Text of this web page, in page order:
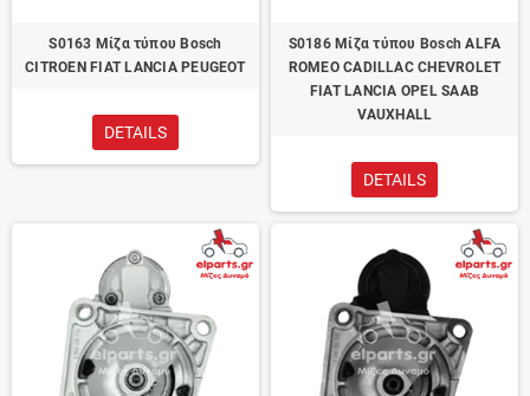
S0163 Μίζα τύπου Bosch
CITROEN FIAT LANCIA PEUGEOT
DETAILS
S0186 Μίζα τύπου Bosch ALFA
ROMEO CADILLAC CHEVROLET
FIAT LANCIA OPEL SAAB
VAUXHALL
DETAILS